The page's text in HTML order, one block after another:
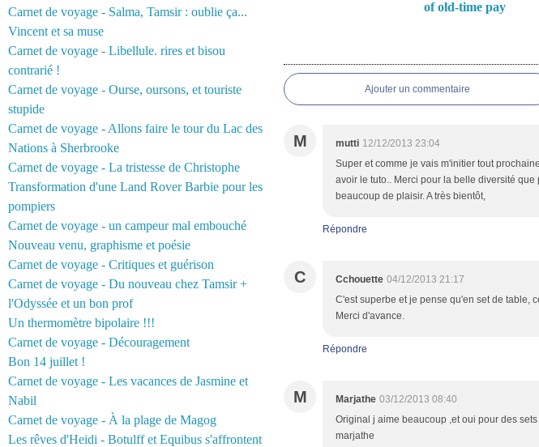
Carnet de voyage - Salma, Tamsir : oublie ça...
Vincent et sa muse
Carnet de voyage - Libellule. rires et bisou
contrarié !
Carnet de voyage - Ourse, oursons, et touriste
stupide
Carnet de voyage - Allons faire le tour du Lac des
Nations à Sherbrooke
Carnet de voyage - La tristesse de Christophe
Transformation d'une Land Rover Barbie pour les
pompiers
Carnet de voyage - un campeur mal embouché
Nouveau venu, graphisme et poésie
Carnet de voyage - Critiques et guérison
Carnet de voyage - Du nouveau chez Tamsir +
l'Odyssée et un bon prof
Un thermomètre bipolaire !!!
Carnet de voyage - Découragement
Bon 14 juillet !
Carnet de voyage - Les vacances de Jasmine et
Nabil
Carnet de voyage - À la plage de Magog
Les rêves d'Heidi - Botulff et Equibus s'affrontent
of old-time pay
Ajouter un commentaire
M mutti 12/12/2013 23:04
Super et comme je vais m'initier tout
avoir le tuto.. Merci pour la belle diversité
beaucoup de plaisir. A très bientôt,
Répondre
C Cchouette 04/12/2013 21:17
C'est superbe et je pense qu'en set de table,
Merci d'avance.
Répondre
M Marjathe 03/12/2013 08:40
Original j aime beaucoup ,et oui pour des
marjathe